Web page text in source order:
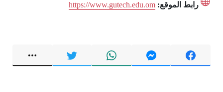
رابط الموقع: https://www.gutech.edu.om